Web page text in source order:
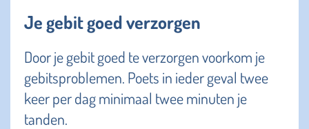
Je gebit goed verzorgen
Door je gebit goed te verzorgen voorkom je
gebitsproblemen. Poets in ieder geval twee
keer per dag minimaal twee minuten je
tanden.